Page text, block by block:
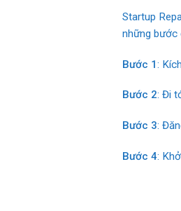
Startup
những bước
Bước 1:
Bước 2: Đi
Bước 3:
Bước 4: